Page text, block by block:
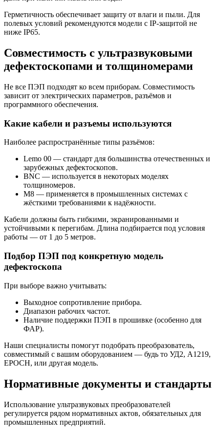
Герметичность обеспечивает защиту от влаги и пыли. Для
полевых условий рекомендуются модели с IP-защитой не
ниже IP65.
Совместимость с ультразвуковыми
дефектоскопами и толщиномерами
Не все ПЭП подходят ко всем приборам. Совместимость
зависит от электрических параметров, разъёмов и
программного обеспечения.
Какие кабели и разъемы используются
Наиболее распространённые типы разъёмов:
Lemo 00 — стандарт для большинства отечественных и
зарубежных дефектоскопов.
BNC — используется в некоторых моделях
толщиномеров.
М8 — применяется в промышленных системах с
жёсткими требованиями к надёжности.
Кабели должны быть гибкими, экранированными и
устойчивыми к перегибам. Длина подбирается под условия
работы — от 1 до 5 метров.
Подбор ПЭП под конкретную модель
дефектоскопа
При выборе важно учитывать:
Выходное сопротивление прибора.
Диапазон рабочих частот.
Наличие поддержки ПЭП в прошивке (особенно для
ФАР).
Наши специалисты помогут подобрать преобразователь,
совместимый с вашим оборудованием — будь то УД2, А1219,
EPOCH, или другая модель.
Нормативные документы и стандарты
Использование ультразвуковых преобразователей
регулируется рядом нормативных актов, обязательных для
промышленных предприятий.